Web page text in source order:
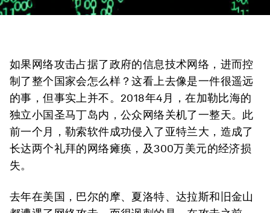
如果网络攻击占据了政府的信息技术网络，进而控
制了整个国家会怎么样？这看上去像是一件很遥远
的事，但事实上并不。2018年4月，在加勒比海的
独立小国圣马丁岛内，公众网络关机了一整天。此
前一个月，勒索软件成功侵入了亚特兰大，造成了
长达两个礼拜的网络瘫痪，及300万美元的经济损
失。
去年在美国，巴尔的摩、夏洛特、达拉斯和旧金山